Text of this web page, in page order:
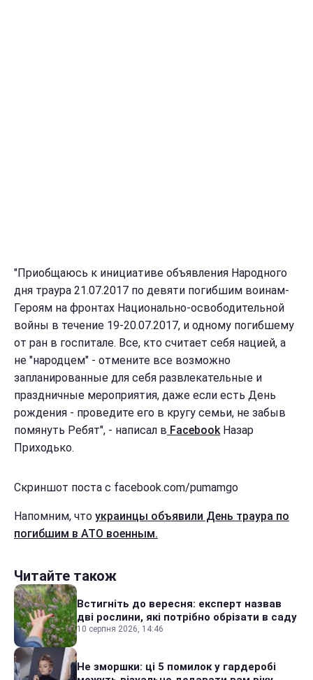
"Приобщаюсь к инициативе объявления Народного
дня траура 21.07.2017 по девяти погибшим воинам-
Героям на фронтах Национально-освободительной
войны в течение 19-20.07.2017, и одному погибшему
от ран в госпитале. Все, кто считает себя нацией, а
не "народцем" - отмените все возможно
запланированные для себя развлекательные и
праздничные мероприятия, даже если есть День
рождения - проведите его в кругу семьи, не забыв
помянуть Ребят", - написал в FacebookНазар
Приходько.
Скриншот поста с facebook.com/pumamgo
Напомним, что украинцы объявили День траура по
погибшим в АТО военным.
Читайте також
Встигніть до вересня: експерт назвав
дві рослини, які потрібно обрізати в саду
10 серпня 2026, 14:46
Не зморшки: ці 5 помилок у гардеробі